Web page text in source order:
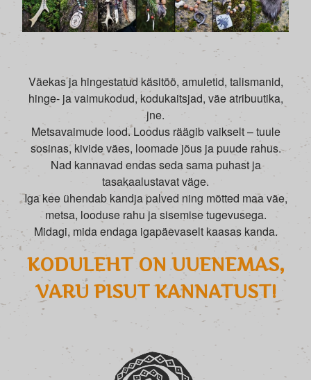
Väekas ja hingestatud käsitöö, amuletid, talismanid,
hinge- ja vaimukodud, kodukaitsjad, väe atribuutika,
jne.
Metsavaimude lood. Loodus räägib vaikselt – tuule
sosinas, kivide väes, loomade jõus ja puude rahus.
Nad kannavad endas seda sama puhast ja
tasakaalustavat väge.
Iga kee ühendab kandja palved ning mõtted maa väe,
metsa, looduse rahu ja sisemise tugevusega.
Midagi, mida endaga igapäevaselt kaasas kanda.
KODULEHT ON UUENEMAS,
VARU PISUT KANNATUST!